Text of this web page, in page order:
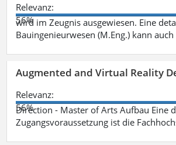
Relevanz:
56%
wird im Zeugnis ausgewiesen. Eine
Bauingenieurwesen (M.Eng.) kann
Augmented and Virtual Reality
Relevanz:
56%
Direction - Master of Arts Aufbau Eine
Zugangsvoraussetzung ist die